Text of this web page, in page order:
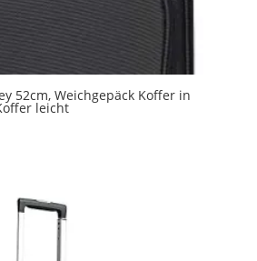
52cm, Weichgepäck Koffer in
leicht